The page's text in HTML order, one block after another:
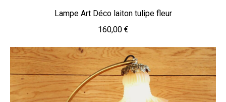
Lampe Art Déco laiton tulipe fleur
160,00 €